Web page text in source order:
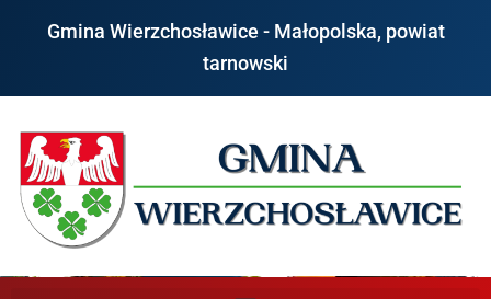
Gmina Wierzchosławice - Małopolska, powiat
tarnowski